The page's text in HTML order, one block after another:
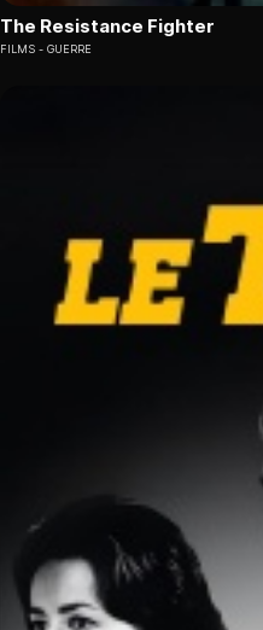
The Resistance Fighter
FILMS GUERRE